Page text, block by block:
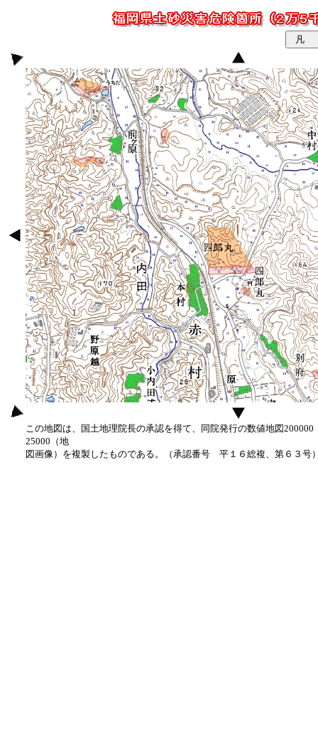
この地図は、国土地理院長の承認を得て、同院発行の数値地図
25000（地
図画像）を複製したものである。（承認番号 平１６総複、第６３号